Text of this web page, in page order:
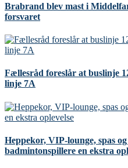
Brabrand blev mast i
forsvaret
Fællesråd foreslår at buslinje
linje 7A
Heppekor, VIP-lounge, spas
badmintonspillere en ekstra